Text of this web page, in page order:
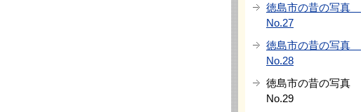
徳島市の昔の写真
No.27
徳島市の昔の写真
No.28
徳島市の昔の写真
No.29